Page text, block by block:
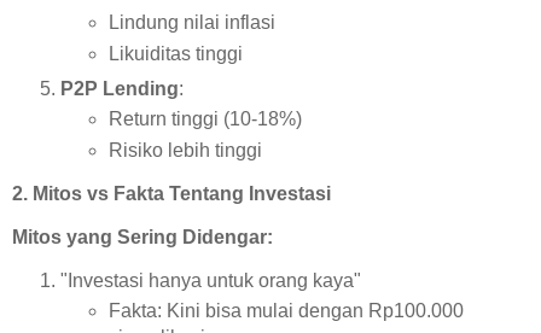
Lindung nilai inflasi
Likuiditas tinggi
P2P Lending:
Return tinggi (10-18%)
Risiko lebih tinggi
2. Mitos vs Fakta Tentang Investasi
Mitos yang Sering Didengar:
"Investasi hanya untuk orang kaya"
Fakta: Kini bisa mulai dengan Rp100.000